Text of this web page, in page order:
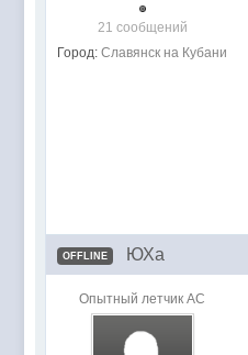
21 сообщений
Город: Славянск на Кубани
OFFLINE ЮХа
Опытный летчик АС